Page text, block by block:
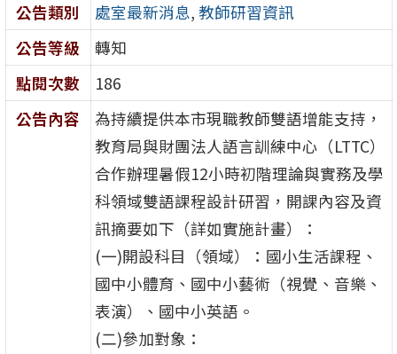
公告類別
處室最新消息, 教師研習資訊
公告等級
轉知
點閱次數
186
公告內容
為持續提供本市現職教師雙語增能支持，
教育局與財團法人語言訓練中心（LTTC）
合作辦理暑假12小時初階理論與實務及學
科領域雙語課程設計研習，開課內容及資
訊摘要如下（詳如實施計畫）：
(一)開設科目（領域）：國小生活課程、
國中小體育、國中小藝術（視覺、音樂、
表演）、國中小英語。
(二)參加對象：